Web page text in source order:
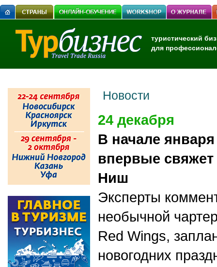
туристический
для
Новости
24 декабря
В начале
впервые свяжет
Ниш
Эксперты
необычной
Red Wings,
новогодних